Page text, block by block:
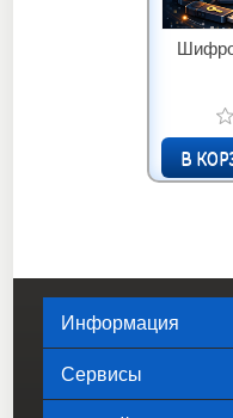
Информация
Сервисы